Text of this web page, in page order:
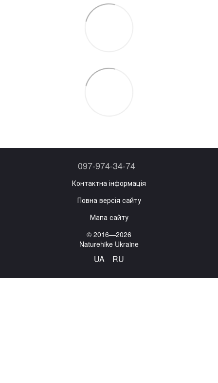
097-974-34-74
Контактна інформація
Повна версія сайту
Мапа сайту
© 2016—2026
Naturehike Ukraine
UA RU